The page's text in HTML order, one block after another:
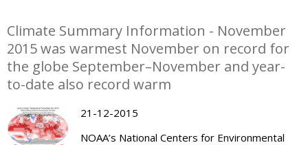
Climate Summary Information - November
2015 was warmest November on record for
the globe September–November and year-
to-date also record warm
21-12-2015
NOAA’s National Centers for Environmental